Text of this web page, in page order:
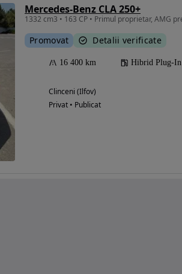
Mercedes-Benz CLA 250+
Promovat Detalii verificate
16 400 km Hibrid Plug-In
Clinceni (Ilfov)
Privat • Publicat